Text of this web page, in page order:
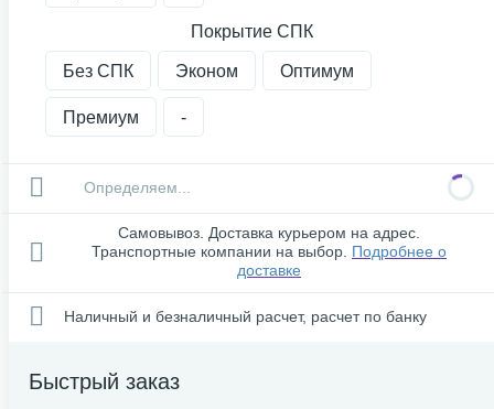
Покрытие СПК
Без СПК Эконом Оптимум
Премиум -
Определяем...
Самовывоз. Доставка курьером на адрес.
Транспортные компании на выбор. Подробнее о
доставке
Наличный и безналичный расчет, расчет по банку
Быстрый заказ